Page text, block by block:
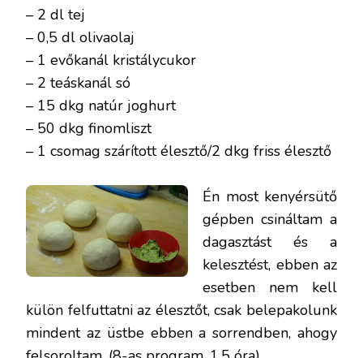
– 2 dl tej
– 0,5 dl olivaolaj
– 1 evőkanál kristálycukor
– 2 teáskanál só
– 15 dkg natúr joghurt
– 50 dkg finomliszt
– 1 csomag szárított élesztő/2 dkg friss élesztő
Én most kenyérsütő
gépben csináltam a
dagasztást és a
kelesztést, ebben az
esetben nem kell
külön felfuttatni az élesztőt, csak belepakolunk
mindent az üstbe ebben a sorrendben, ahogy